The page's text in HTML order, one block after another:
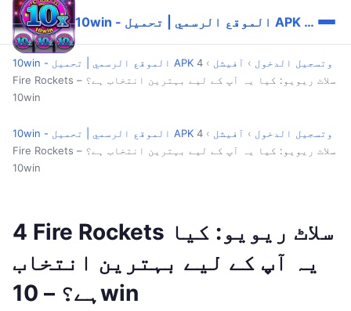
10win - الموقع الرسمي | تحميل APK وتسجيل الدخول
10win - الموقع الرسمي | تحميل APK وتسجيل الدخول › آفیشل ›
4
Fire Rockets سلاٹ ریویو: کیا یہ آپ کے لیے بہترین انتخاب ہے؟ –
10win
10win - الموقع الرسمي | تحميل APK وتسجيل الدخول › آفیشل ›
4
Fire Rockets سلاٹ ریویو: کیا یہ آپ کے لیے بہترین انتخاب ہے؟ –
10win
4 Fire Rockets سلاٹ ریویو: کیا
یہ آپ کے لیے بہترین انتخاب
ہے؟ – 10win